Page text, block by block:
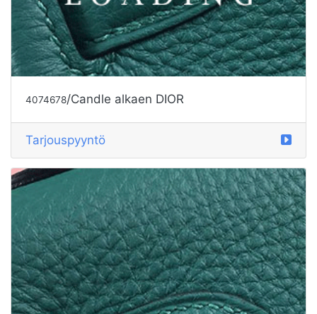
4074678/Candle alkaen DIOR
Tarjouspyyntö